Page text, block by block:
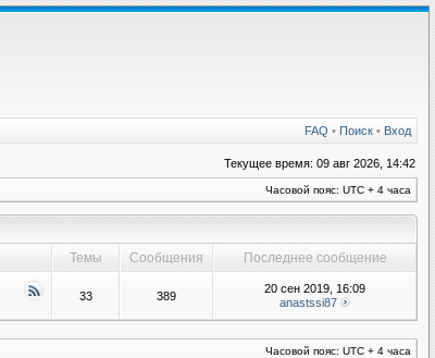
FAQ • Поиск • Вход
Текущее время: 09 авг 2026, 14:42
Часовой пояс: UTC + 4 часа
Темы Сообщения
Последнее сообщение
33 389
20 сен 2019, 16:09
anastssi87
Часовой пояс: UTC + 4 часа